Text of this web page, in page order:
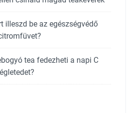
illeszd be az egészségvédő
tea fedezheti a napi C